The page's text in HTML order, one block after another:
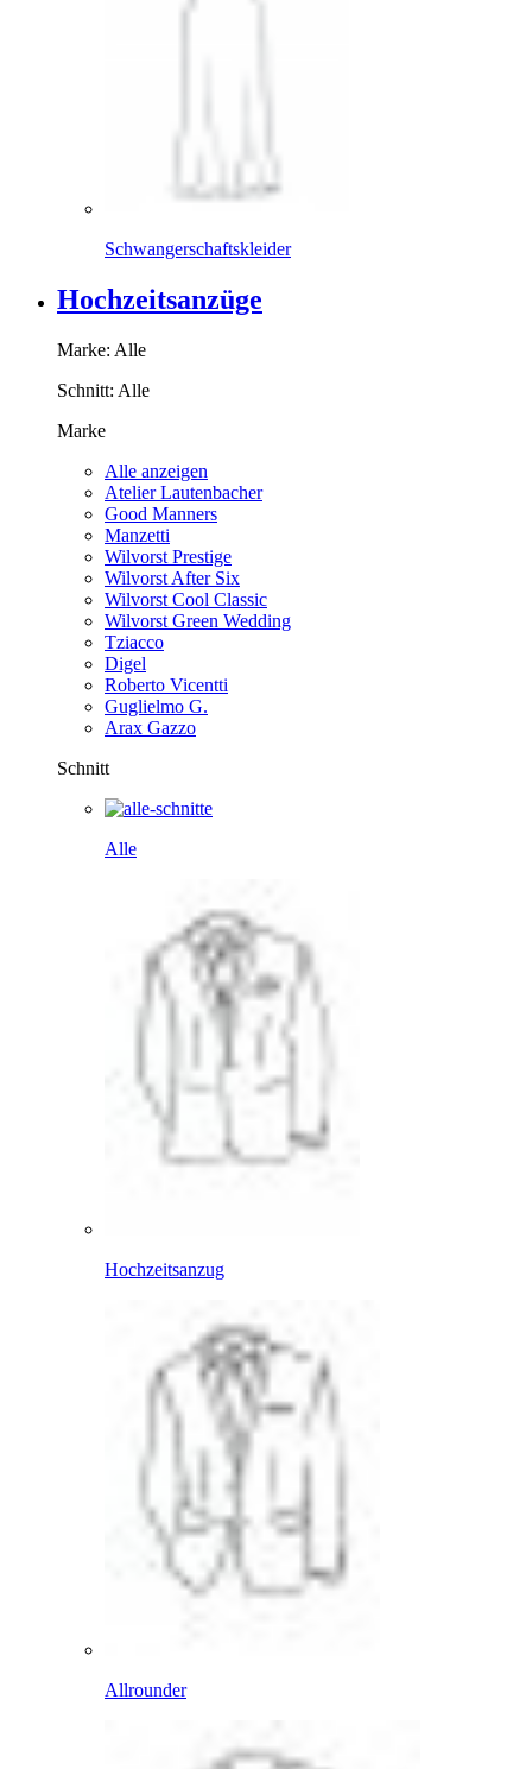
Schwangerschaftskleider
Hochzeitsanzüge
Marke: Alle
Schnitt: Alle
Marke
Alle anzeigen
Atelier Lautenbacher
Good Manners
Manzetti
Wilvorst Prestige
Wilvorst After Six
Wilvorst Cool Classic
Wilvorst Green Wedding
Tziacco
Digel
Roberto Vicentti
Guglielmo G.
Arax Gazzo
Schnitt
Alle
Hochzeitsanzug
Allrounder